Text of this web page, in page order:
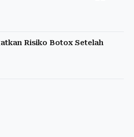
Risiko Botox Setelah